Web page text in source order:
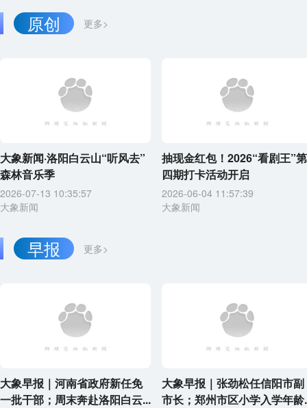
更多>
原创
大象新闻·洛阳白云山“听风去”
森林音乐季
2026-07-13 10:35:57
大象新闻
抽现金红包！2026“看剧王”第
四期打卡活动开启
2026-06-04 11:57:39
大象新闻
更多>
早报
大象早报｜河南省政府新任免
一批干部；周末奔赴洛阳白云...
大象早报｜张劲松任信阳市副
市长；郑州市区小学入学年龄